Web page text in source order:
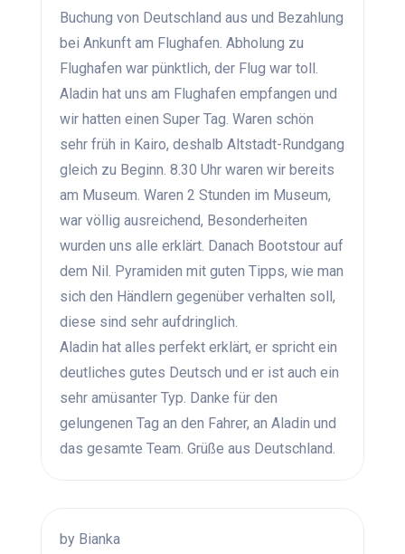
Buchung von Deutschland aus und Bezahlung
bei Ankunft am Flughafen. Abholung zu
Flughafen war pünktlich, der Flug war toll.
Aladin hat uns am Flughafen empfangen und
wir hatten einen Super Tag. Waren schön
sehr früh in Kairo, deshalb Altstadt-Rundgang
gleich zu Beginn. 8.30 Uhr waren wir bereits
am Museum. Waren 2 Stunden im Museum,
war völlig ausreichend, Besonderheiten
wurden uns alle erklärt. Danach Bootstour auf
dem Nil. Pyramiden mit guten Tipps, wie man
sich den Händlern gegenüber verhalten soll,
diese sind sehr aufdringlich.
Aladin hat alles perfekt erklärt, er spricht ein
deutliches gutes Deutsch und er ist auch ein
sehr amüsanter Typ. Danke für den
gelungenen Tag an den Fahrer, an Aladin und
das gesamte Team. Grüße aus Deutschland.
by Bianka